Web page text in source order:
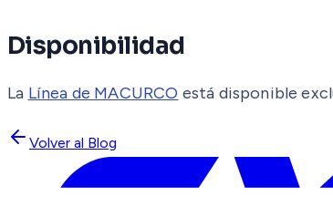
Disponibilidad
La Línea de MACURCO está disponible
Volver al Blog